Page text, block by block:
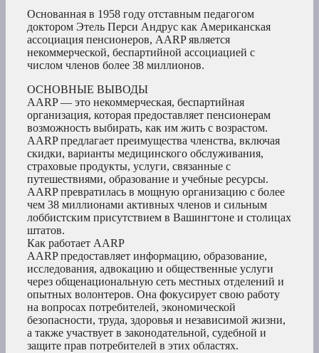
Основанная в 1958 году отставным педагогом
доктором Этель Перси Андрус как Американская
ассоциация пенсионеров, AARP является
некоммерческой, беспартийной ассоциацией с
числом членов более 38 миллионов.
ОСНОВНЫЕ ВЫВОДЫ
AARP — это некоммерческая, беспартийная
организация, которая предоставляет пенсионерам
возможность выбирать, как им жить с возрастом.
AARP предлагает преимущества членства, включая
скидки, варианты медицинского обслуживания,
страховые продукты, услуги, связанные с
путешествиями, образование и учебные ресурсы.
AARP превратилась в мощную организацию с более
чем 38 миллионами активных членов и сильным
лоббистским присутствием в Вашингтоне и столицах
штатов.
Как работает AARP
AARP предоставляет информацию, образование,
исследования, адвокацию и общественные услуги
через общенациональную сеть местных отделений и
опытных волонтеров. Она фокусирует свою работу
на вопросах потребителей, экономической
безопасности, труда, здоровья и независимой жизни,
а также участвует в законодательной, судебной и
защите прав потребителей в этих областях.